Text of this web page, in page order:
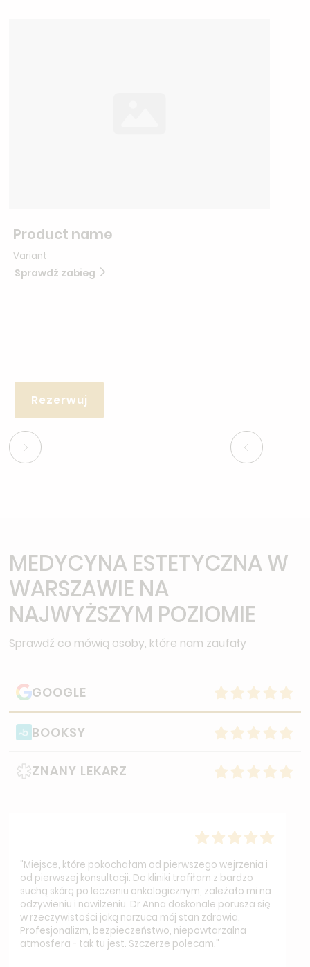
Product name
Variant
Sprawdź zabieg
Rezerwuj
MEDYCYNA ESTETYCZNA W
WARSZAWIE NA
NAJWYŻSZYM POZIOMIE
Sprawdź co mówią osoby, które nam zaufały
GOOGLE
BOOKSY
ZNANY LEKARZ
"Miejsce, które pokochałam od pierwszego wejrzenia i
od pierwszej konsultacji. Do kliniki trafiłam z bardzo
suchą skórą po leczeniu onkologicznym, zależało mi na
odżywieniu i nawilżeniu. Dr Anna doskonale porusza się
w rzeczywistości jaką narzuca mój stan zdrowia.
Profesjonalizm, bezpieczeństwo, niepowtarzalna
atmosfera - tak tu jest. Szczerze polecam."